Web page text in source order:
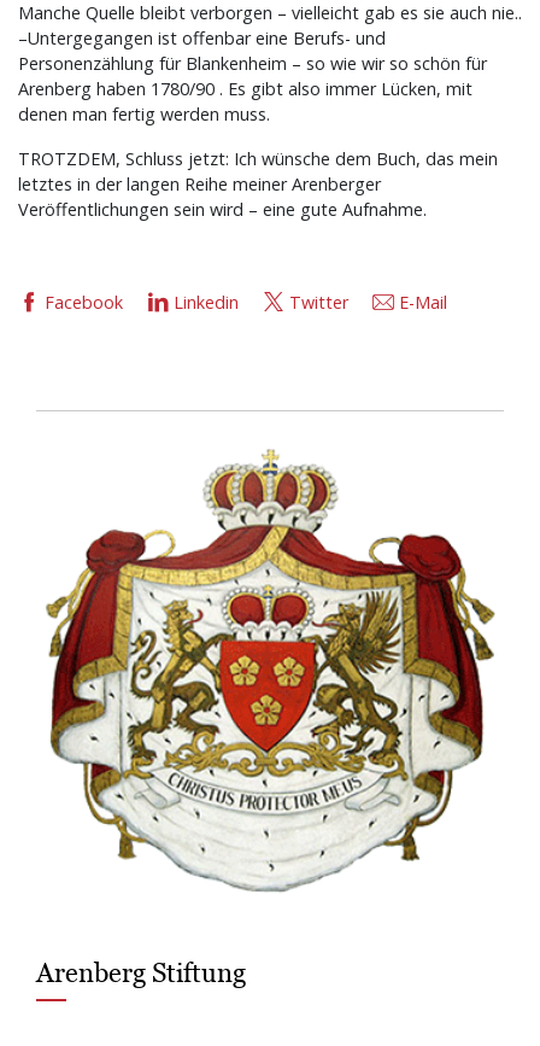
Manche Quelle bleibt verborgen – vielleicht gab es sie auch nie..
–Untergegangen ist offenbar eine Berufs- und
Personenzählung für Blankenheim – so wie wir so schön für
Arenberg haben 1780/90 . Es gibt also immer Lücken, mit
denen man fertig werden muss.
TROTZDEM, Schluss jetzt: Ich wünsche dem Buch, das mein
letztes in der langen Reihe meiner Arenberger
Veröffentlichungen sein wird – eine gute Aufnahme.
Facebook Linkedin Twitter E-Mail
Arenberg Stiftung